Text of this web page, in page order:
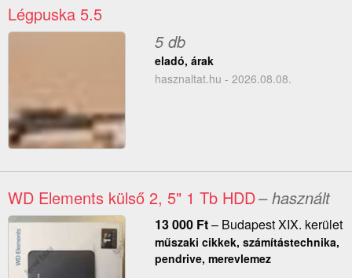
Légpuska 5.5
5 db
eladó, árak
hasznaltat.hu - 2026.08.08.
WD Elements külső 2, 5" 1 Tb HDD– használt
13 000 Ft– Budapest XIX. kerület
műszaki cikkek, számítástechnika,
pendrive, merevlemez